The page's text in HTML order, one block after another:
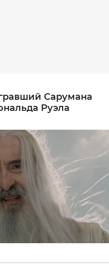
Сарумана
Руэла